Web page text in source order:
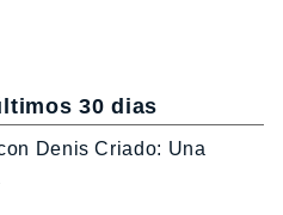
30 dias
Denis Criado: Una